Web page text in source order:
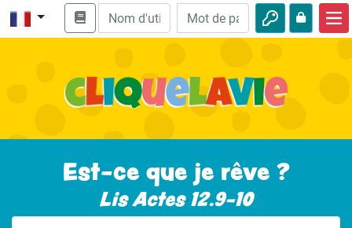
Enseignement biblique
Nature
Aventures
Est-ce que je rêve ?
Lis Actes 12.9-10